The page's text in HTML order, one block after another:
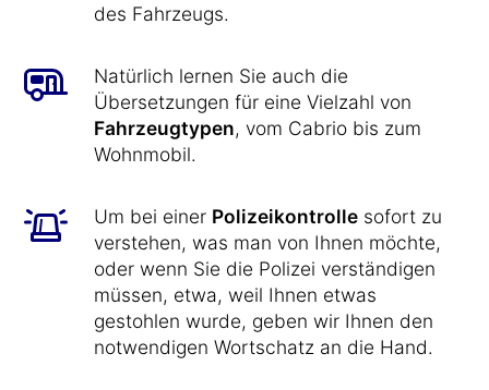
des Fahrzeugs.
Natürlich lernen Sie auch die
Übersetzungen für eine Vielzahl von
Fahrzeugtypen, vom Cabrio bis zum
Wohnmobil.
Um bei einer Polizeikontrolle sofort zu
verstehen, was man von Ihnen möchte,
oder wenn Sie die Polizei verständigen
müssen, etwa, weil Ihnen etwas
gestohlen wurde, geben wir Ihnen den
notwendigen Wortschatz an die Hand.